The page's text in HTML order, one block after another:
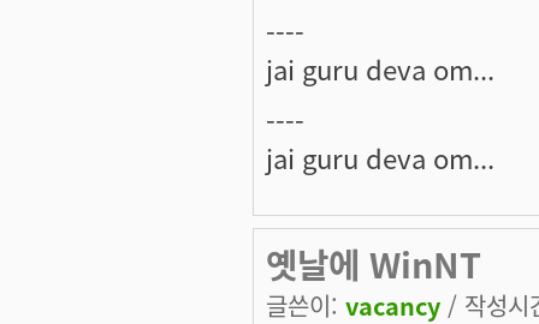
----
jai guru deva om...
----
jai guru deva om...
옛날에 WinNT
글쓴이: vacancy / 작성